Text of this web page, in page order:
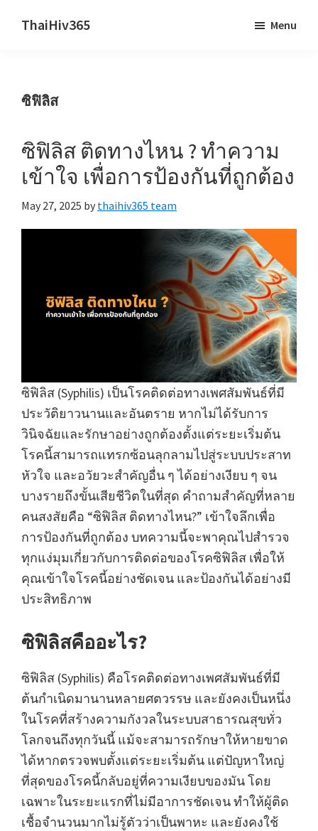
ThaiHiv365
behind.
Menu
ซิฟิลิส
ซิฟิลิส ติดทางไหน ? ทำความ
เข้าใจ เพื่อการป้องกันที่ถูกต้อง
May 27, 2025 by thaihiv365 team
ซิฟิลิส (Syphilis) เป็นโรคติดต่อทางเพศสัมพันธ์ที่มี
ประวัติยาวนานและอันตราย หากไม่ได้รับการ
วินิจฉัยและรักษาอย่างถูกต้องตั้งแต่ระยะเริ่มต้น
โรคนี้สามารถแทรกซ้อนลุกลามไปสู่ระบบประสาท
หัวใจ และอวัยวะสำคัญอื่น ๆ ได้อย่างเงียบ ๆ จน
บางรายถึงขั้นเสียชีวิตในที่สุด คำถามสำคัญที่หลาย
คนสงสัยคือ “ซิฟิลิส ติดทางไหน?” เข้าใจลึกเพื่อ
การป้องกันที่ถูกต้อง บทความนี้จะพาคุณไปสำรวจ
ทุกแง่มุมเกี่ยวกับการติดต่อของโรคซิฟิลิส เพื่อให้
คุณเข้าใจโรคนี้อย่างชัดเจน และป้องกันได้อย่างมี
ประสิทธิภาพ
ซิฟิลิสคืออะไร?
ซิฟิลิส (Syphilis) คือโรคติดต่อทางเพศสัมพันธ์ที่มี
ต้นกำเนิดมานานหลายศตวรรษ และยังคงเป็นหนึ่ง
ในโรคที่สร้างความกังวลในระบบสาธารณสุขทั่ว
โลกจนถึงทุกวันนี้ แม้จะสามารถรักษาให้หายขาด
ได้หากตรวจพบตั้งแต่ระยะเริ่มต้น แต่ปัญหาใหญ่
ที่สุดของโรคนี้กลับอยู่ที่ความเงียบของมัน โดย
เฉพาะในระยะแรกที่ไม่มีอาการชัดเจน ทำให้ผู้ติด
เชื้อจำนวนมากไม่รู้ตัวว่าเป็นพาหะ และยังคงใช้